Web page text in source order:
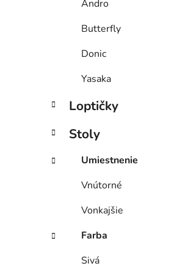
Andro
Butterfly
Donic
Yasaka
Loptičky
Stoly
Umiestnenie
Vnútorné
Vonkajšie
Farba
Sivá